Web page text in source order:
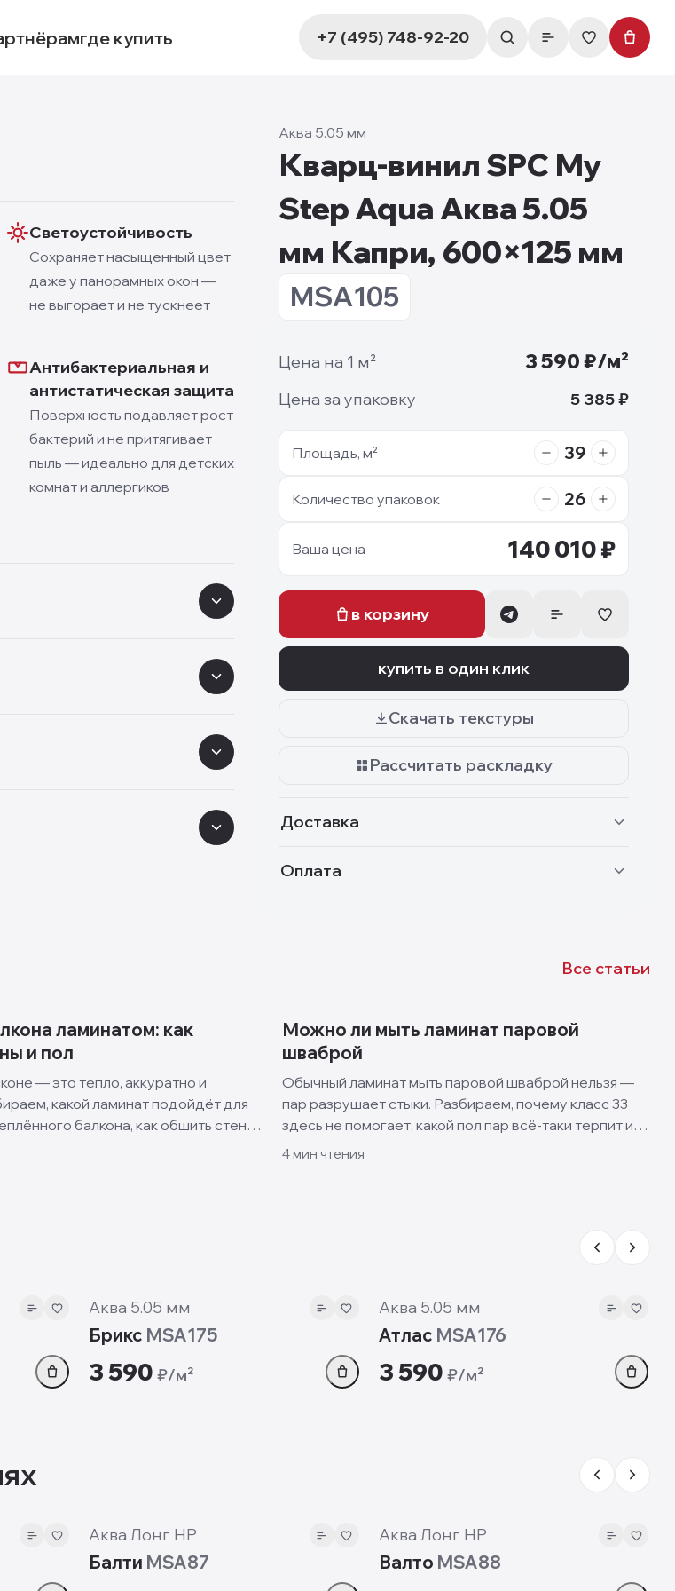
где купить +7 (495) 748-92-20
Аква 5.05 мм
Кварц-винил SPC My
Step Aqua Аква 5.05
мм Капри, 600×125 мм
MSA105
Цена на 1 м² 3 590₽/м²
Цена за упаковку 5 385₽
Площадь, м² 39
Количество упаковок 26
Ваша цена 140 010₽
в корзину
купить в один клик
Скачать текстуры
Рассчитать раскладку
Доставка
Оплата
Светоустойчивость
Сохраняет насыщенный цвет
даже у панорамных окон —
не выгорает и не тускнеет
Антибактериальная и
антистатическая защита
Поверхность подавляет рост
бактерий и не притягивает
пыль — идеально для детских
комнат и аллергиков
Все статьи
ламинатом: как
и пол
— это тепло, аккуратно и
какой ламинат подойдёт для
балкона, как обшить стены
и какие решения смотрятся
Можно ли мыть ламинат паровой
шваброй
Обычный ламинат мыть паровой шваброй нельзя —
пар разрушает стыки. Разбираем, почему класс 33
здесь не помогает, какой пол пар всё-таки терпит и
как правильно ухаживать за ламинатом.
4мин чтения
Аква 5.05 мм
Брикс MSA175
3 590 ₽/м²
Аква 5.05 мм
Атлас MSA176
3 590 ₽/м²
Аква Лонг HP
Балти MSA87
Аква Лонг HP
Валто MSA88